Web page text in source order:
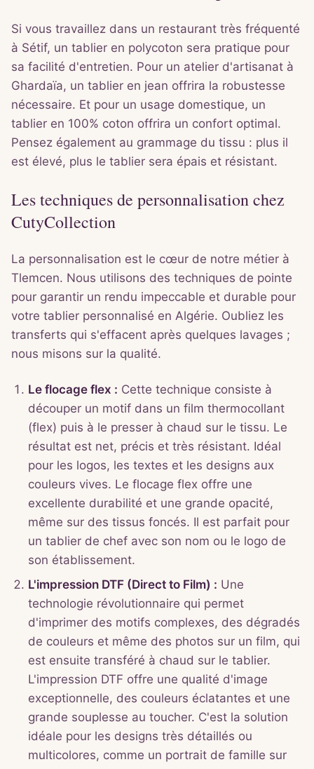
Si vous travaillez dans un restaurant très fréquenté
à Sétif, un tablier en polycoton sera pratique pour
sa facilité d'entretien. Pour un atelier d'artisanat à
Ghardaïa, un tablier en jean offrira la robustesse
nécessaire. Et pour un usage domestique, un
tablier en 100% coton offrira un confort optimal.
Pensez également au grammage du tissu : plus il
est élevé, plus le tablier sera épais et résistant.
Les techniques de personnalisation chez
CutyCollection
La personnalisation est le cœur de notre métier à
Tlemcen. Nous utilisons des techniques de pointe
pour garantir un rendu impeccable et durable pour
votre tablier personnalisé en Algérie. Oubliez les
transferts qui s'effacent après quelques lavages ;
nous misons sur la qualité.
Le flocage flex : Cette technique consiste à
découper un motif dans un film thermocollant
(flex) puis à le presser à chaud sur le tissu. Le
résultat est net, précis et très résistant. Idéal
pour les logos, les textes et les designs aux
couleurs vives. Le flocage flex offre une
excellente durabilité et une grande opacité,
même sur des tissus foncés. Il est parfait pour
un tablier de chef avec son nom ou le logo de
son établissement.
L'impression DTF (Direct to Film) : Une
technologie révolutionnaire qui permet
d'imprimer des motifs complexes, des dégradés
de couleurs et même des photos sur un film, qui
est ensuite transféré à chaud sur le tablier.
L'impression DTF offre une qualité d'image
exceptionnelle, des couleurs éclatantes et une
grande souplesse au toucher. C'est la solution
idéale pour les designs très détaillés ou
multicolores, comme un portrait de famille sur